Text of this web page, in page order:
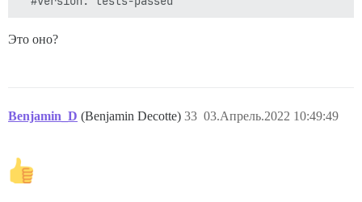
Это оно?
Benjamin_D (Benjamin Decotte) 03.Апрель.2022 10:49:49
33